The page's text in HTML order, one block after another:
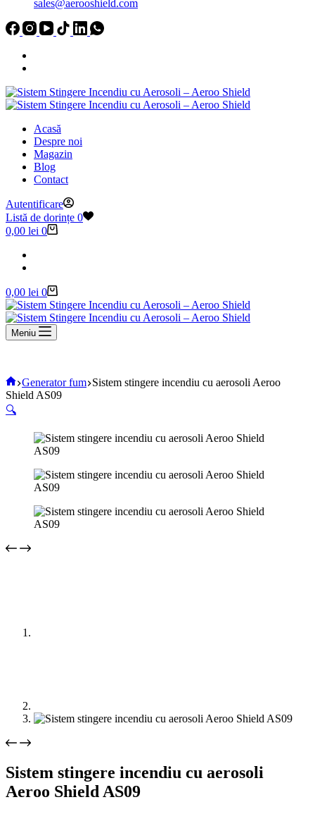
sales@aerooshield.com
Acasă
Despre noi
Magazin
Blog
Contact
Autentificare
Listă de dorințe 0
Coș
cumpărături
0,00 lei 0
Coș
de
cumpărături
0,00 lei 0
Meniu
Acasă
Generator fum Sistem stingere incendiu cu aerosoli Aeroo
Shield AS09
🔍
Sistem stingere incendiu cu aerosoli
Aeroo Shield AS09